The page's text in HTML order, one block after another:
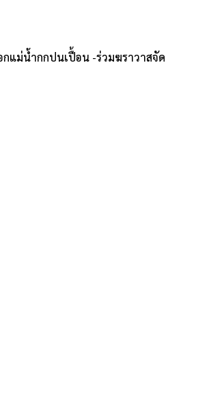
แม่น้ำกกปนเปื้อน -ร่วมฆราวาสจัด